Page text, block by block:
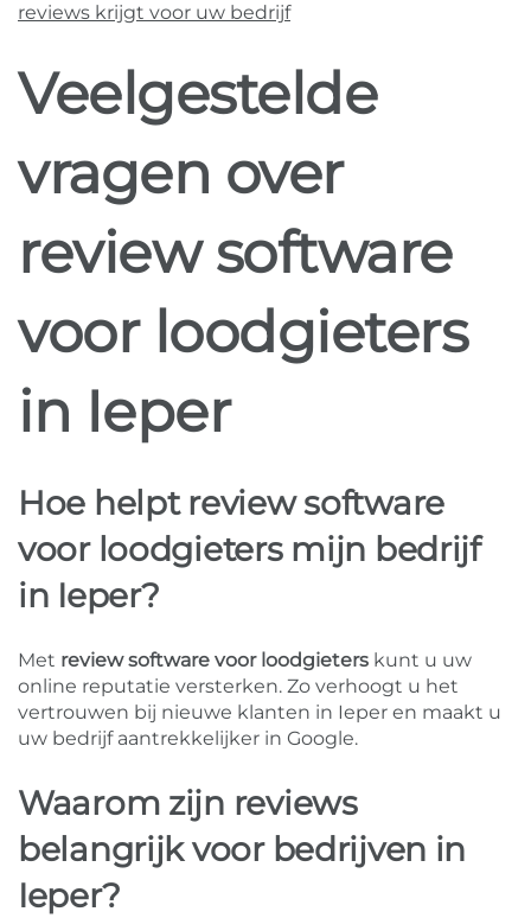
reviews krijgt voor uw bedrijf
Veelgestelde
vragen over
review software
voor loodgieters
in Ieper
Hoe helpt review software
voor loodgieters mijn bedrijf
in Ieper?
Met review software voor loodgieters kunt u uw
online reputatie versterken. Zo verhoogt u het
vertrouwen bij nieuwe klanten in Ieper en maakt u
uw bedrijf aantrekkelijker in Google.
Waarom zijn reviews
belangrijk voor bedrijven in
Ieper?